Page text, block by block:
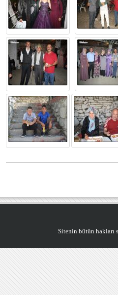
Sitenin bütün hakları